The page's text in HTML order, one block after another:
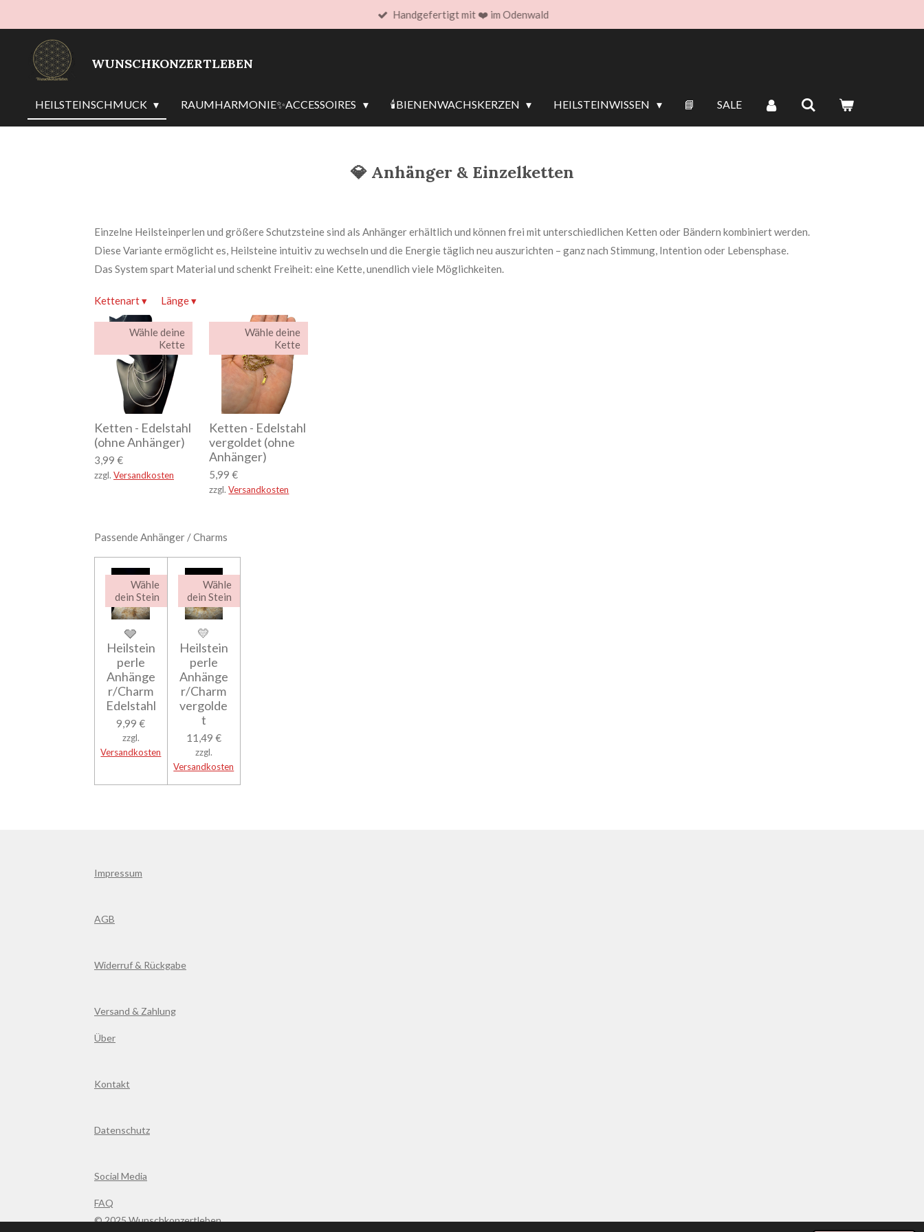
springen
Handgefertigt mit ❤️ im Odenwald
WUNSCHKONZERTLEBEN
HEILSTEINSCHMUCK RAUMHARMONIE✨ACCESSOIRES 🕯️BIENENWACHSKERZEN HEILSTEINWISSEN 📘 SALE
💎 Anhänger & Einzelketten
Einzelne Heilsteinperlen und größere Schutzsteine sind als Anhänger erhältlich und können frei mit unterschiedlichen Ketten oder Bändern kombiniert werden.
Diese Variante ermöglicht es, Heilsteine intuitiv zu wechseln und die Energie täglich neu auszurichten – ganz nach Stimmung, Intention oder Lebensphase.
Das System spart Material und schenkt Freiheit: eine Kette, unendlich viele Möglichkeiten.
Kettenart▾ Länge▾
Wähle deine
Kette
Ketten - Edelstahl
(ohne Anhänger)
3,99 €
zzgl. Versandkosten
Wähle deine
Kette
Ketten - Edelstahl
vergoldet (ohne
Anhänger)
5,99 €
zzgl.Versandkosten
Passende Anhänger / Charms
Wähle
dein Stein
🩶
Heilstein
perle
Anhänge
r/Charm
Edelstahl
9,99 €
zzgl.
Versandkosten
Wähle
dein Stein
💛
Heilstein
perle
Anhänge
r/Charm
vergolde
t
11,49 €
zzgl.
Versandkosten
Impressum
AGB
Widerruf & Rückgabe
Versand & Zahlung
Über
Kontakt
Datenschutz
Social Media
FAQ
© 2025 Wunschkonzertleben